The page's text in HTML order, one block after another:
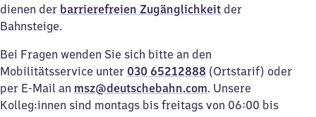
dienen der barrierefreien Zugänglichkeit der
Bahnsteige.
Bei Fragen wenden Sie sich bitte an den
Mobilitätsservice unter 030 65212888 (Ortstarif) oder
per E-Mail an msz@deutschebahn.com. Unsere
Kolleg:innen sind montags bis freitags von 06:00 bis